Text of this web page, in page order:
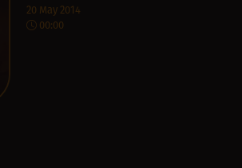
20 May 2014
00:00